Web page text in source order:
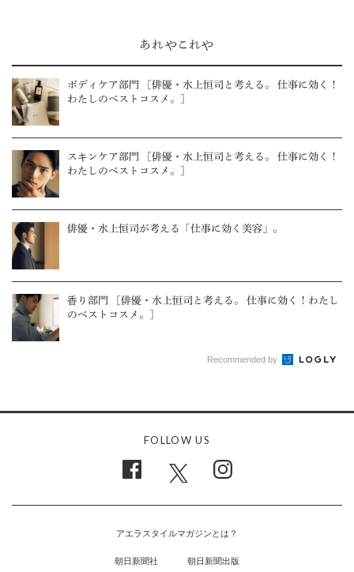
あれやこれや
ボディケア部門 ［俳優・水上恒司と考える。 仕事に効く！
わたしのベストコスメ。］
スキンケア部門 ［俳優・水上恒司と考える。 仕事に効く！
わたしのベストコスメ。］
俳優・水上恒司が考える「仕事に効く美容」。
香り部門 ［俳優・水上恒司と考える。 仕事に効く！わたし
のベストコスメ。］
Recommended by
FOLLOW US
アエラスタイルマガジンとは？
朝日新聞社 朝日新聞出版